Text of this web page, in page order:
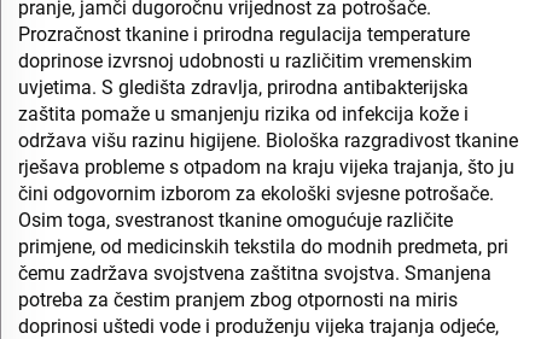
pranje, jamči dugoročnu vrijednost za potrošače.
Prozračnost tkanine i prirodna regulacija temperature
doprinose izvrsnoj udobnosti u različitim vremenskim
uvjetima. S gledišta zdravlja, prirodna antibakterijska
zaštita pomaže u smanjenju rizika od infekcija kože i
održava višu razinu higijene. Biološka razgradivost tkanine
rješava probleme s otpadom na kraju vijeka trajanja, što ju
čini odgovornim izborom za ekološki svjesne potrošače.
Osim toga, svestranost tkanine omogućuje različite
primjene, od medicinskih tekstila do modnih predmeta, pri
čemu zadržava svojstvena zaštitna svojstva. Smanjena
potreba za čestim pranjem zbog otpornosti na miris
doprinosi uštedi vode i produženju vijeka trajanja odjeće,